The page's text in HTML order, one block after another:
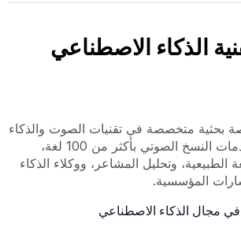
الذكاء الاصطناعي
بحثية متخصصة في تقنيات الصوت والذكاء
الاصطناعي. تقدم خدمات النسخ الصوتي بأكثر من 100 لغة،
الطبيعية، وتحليل المشاعر، ووكلاء الذكاء
المؤسسية.
في مجال الذكاء الاصطناعي